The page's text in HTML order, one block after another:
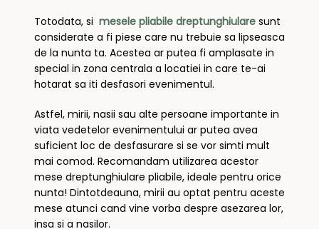
Totodata, si mesele pliabile dreptunghiulare sunt
considerate a fi piese care nu trebuie sa lipseasca
de la nunta ta. Acestea ar putea fi amplasate in
special in zona centrala a locatiei in care te-ai
hotarat sa iti desfasori evenimentul.
Astfel, mirii, nasii sau alte persoane importante in
viata vedetelor evenimentului ar putea avea
suficient loc de desfasurare si se vor simti mult
mai comod. Recomandam utilizarea acestor
mese dreptunghiulare pliabile, ideale pentru orice
nunta! Dintotdeauna, mirii au optat pentru aceste
mese atunci cand vine vorba despre asezarea lor,
insa si a nasilor.